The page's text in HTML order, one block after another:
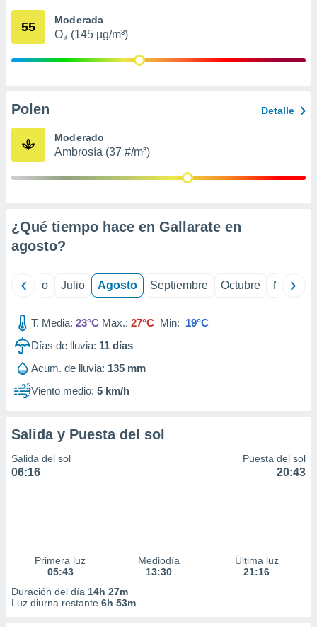
e
publicidad
1199
55 Moderada
O₃ (145 µg/m³)
Polen Detalle
Moderado
Ambrosía (37 #/m³)
¿Qué tiempo hace en Gallarate en
agosto?
Junio Julio Agosto Septiembre Octubre
T. Media: 23°C Max.: 27°C Min: 19°C
Días de lluvia: 11 días
Acum. de lluvia: 135 mm
Viento medio: 5 km/h
Salida y Puesta del sol
Salida del sol
06:16
Puesta del sol
20:43
Primera luz
05:43
Mediodía
13:30
Última luz
21:16
Duración del día 14h 27m
Luz diurna restante 6h 53m